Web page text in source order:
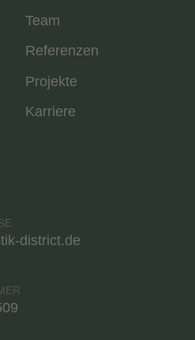
Team
Referenzen
Projekte
Karriere
district.de